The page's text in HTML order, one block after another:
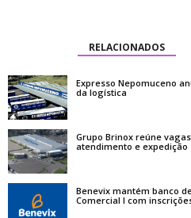
RELACIONADOS
Expresso Nepomuceno
da logística
Grupo Brinox reúne
atendimento e expedição
Benevix mantém banco
Comercial I com